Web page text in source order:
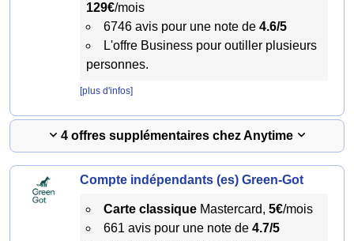
129€/mois
6746 avis pour une note de 4.6/5
L'offre Business pour outiller plusieurs
personnes.
[plus d'infos]
4 offres supplémentaires chez Anytime
Compte indépendants (es) Green-Got
Carte classiqueMastercard, 5€/mois
661 avis pour une note de 4.7/5